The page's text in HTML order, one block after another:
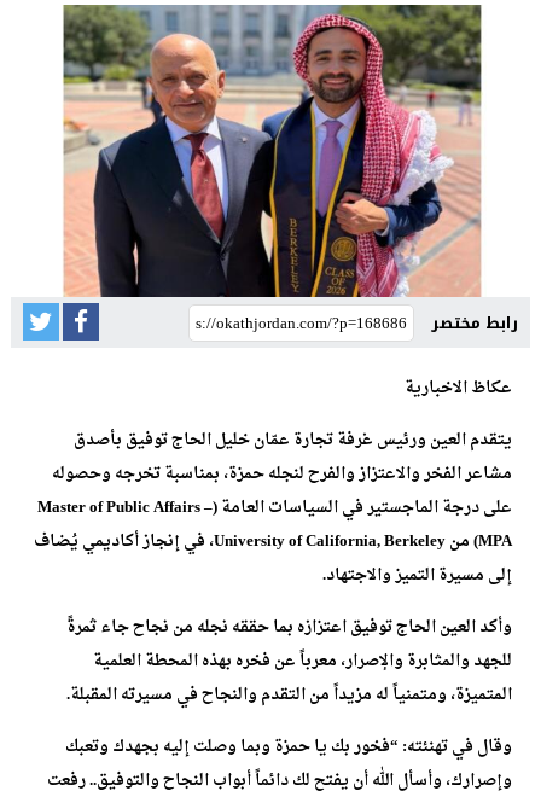
رابط مختصر
عكاظ الاخبارية
يتقدم العين ورئيس غرفة تجارة عمّان خليل الحاج توفيق بأصدق
مشاعر الفخر والاعتزاز والفرح لنجله حمزة، بمناسبة تخرجه وحصوله
على درجة الماجستير في السياسات العامة (Master of Public Affairs –
MPA) من University of California, Berkeley، في إنجاز أكاديمي يُضاف
إلى مسيرة التميز والاجتهاد.
وأكد العين الحاج توفيق اعتزازه بما حققه نجله من نجاح جاء ثمرةً
للجهد والمثابرة والإصرار، معرباً عن فخره بهذه المحطة العلمية
المتميزة، ومتمنياً له مزيداً من التقدم والنجاح في مسيرته المقبلة.
وقال في تهنئته: “فخور بك يا حمزة وبما وصلت إليه بجهدك وتعبك
وإصرارك، وأسأل الله أن يفتح لك دائماً أبواب النجاح والتوفيق.. رفعت